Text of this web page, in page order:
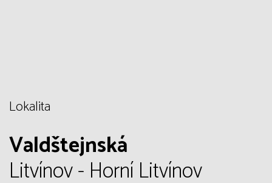
Lokalita
Valdštejnská
Litvínov - Horní Litvínov